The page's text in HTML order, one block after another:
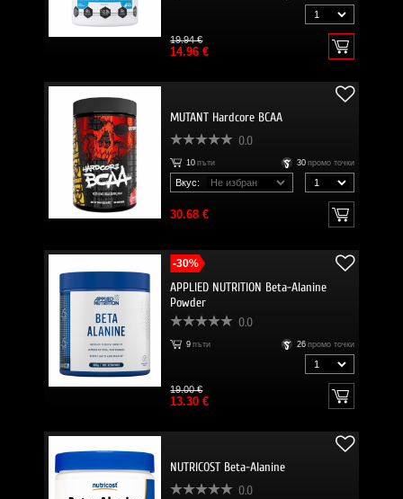
19.94 €
14.96 €
MUTANT Hardcore BCAA
0.0
10 пъти 30 промо точки
Вкус:
30.68 €
-30%
APPLIED NUTRITION Beta-Alanine
Powder
0.0
9 пъти 26 промо точки
19.00 €
13.30 €
NUTRICOST Beta-Alanine
0.0